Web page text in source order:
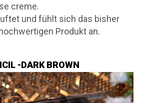
creme.
und fühlt sich das bisher
Produkt an.
-DARK BROWN